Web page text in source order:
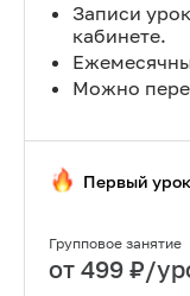
Записи
кабинете.
Можно
Первый
Групповое занятие
от 499 ₽/